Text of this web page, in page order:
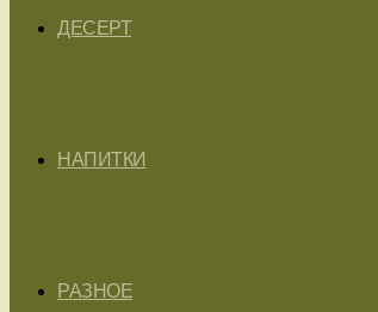
ДЕСЕРТ
НАПИТКИ
РАЗНОЕ